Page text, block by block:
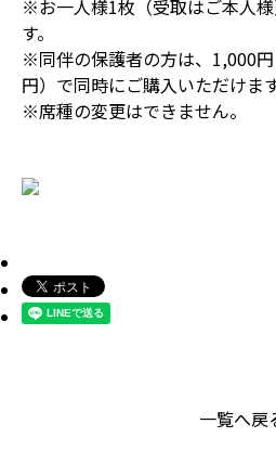
※お一人様1枚（受取はご本人
す。
※同伴の保護者の方は、1,000
円）で同時にご購入いただけます
※席種の変更はできません。
一覧へ戻